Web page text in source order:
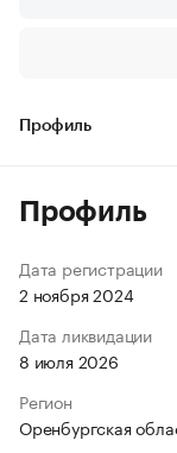
Профиль
Профиль
Дата регистрации
2 ноября 2024
Дата ликвидации
8 июля 2026
Регион
Оренбургская